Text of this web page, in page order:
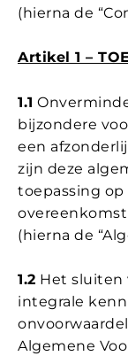
(hierna de
Artikel 1 –
1.1
bijzondere
een
zijn deze
toepassing
overeenkomst
(hierna de
1.2 Het sluiten
integrale
Algemene